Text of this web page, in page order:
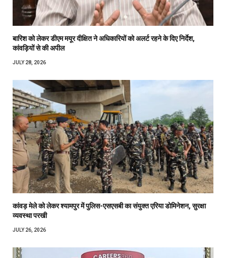
बारिश को लेकर डीएम मयूर दीक्षित ने अधिकारियों को अलर्ट रहने के दिए निर्देश,
कांवड़ियों से की अपील
JULY 28, 2026
कांवड़ मेले को लेकर श्यामपुर में पुलिस-एसएसबी का संयुक्त एरिया डोमिनेशन, सुरक्षा
व्यवस्था परखी
JULY 26, 2026